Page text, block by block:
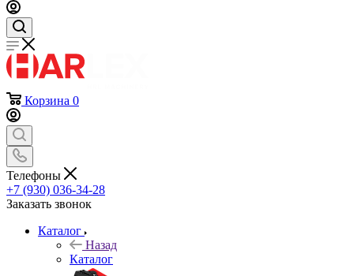
Корзина 0
Телефоны
+7 (930) 036-34-28
Заказать звонок
Каталог
Назад
Каталог